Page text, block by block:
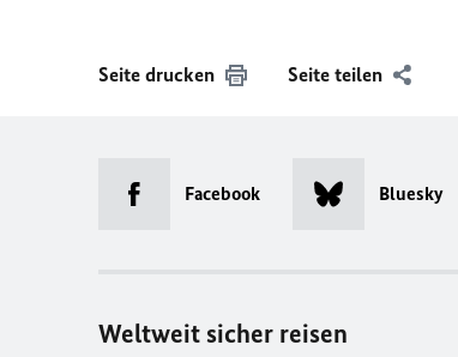
Seite drucken Seite teilen
Facebook Bluesky
Weltweit sicher reisen